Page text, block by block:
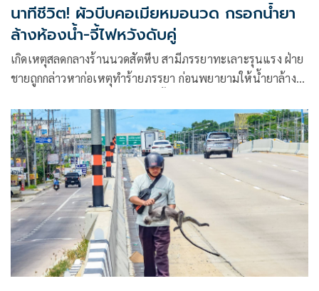
นาทีชีวิต! ผัวบีบคอเมียหมอนวด กรอกน้ำยา
ล้างห้องน้ำ-จี้ไฟหวังดับคู่
เกิดเหตุสลดกลางร้านนวดสัตหีบ สามีภรรยาทะเลาะรุนแรง ฝ่าย
ชายถูกกล่าวหาก่อเหตุทำร้ายภรรยา ก่อนพยายามให้น้ำยาล้าง
พยาบาล